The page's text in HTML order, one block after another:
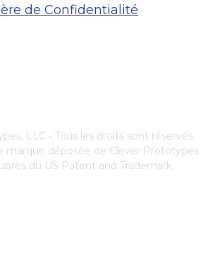
de Confidentialité
LLC - Tous les droits sont réservés.
marque déposée de Clever Prototypes
du US Patent and Trademark